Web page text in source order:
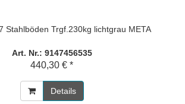
Stahlböden Trgf.230kg lichtgrau META
Art. Nr.: 9147456535
440,30 € *
Details